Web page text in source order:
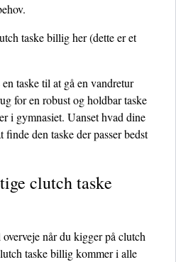
taske billig her(dette er et
taske til at gå en vandretur
for en robust og holdbar taske
i gymnasiet. Uanset hvad dine
den taske der passer bedst
clutch taske
når du kigger på clutch
taske billig kommer i alle